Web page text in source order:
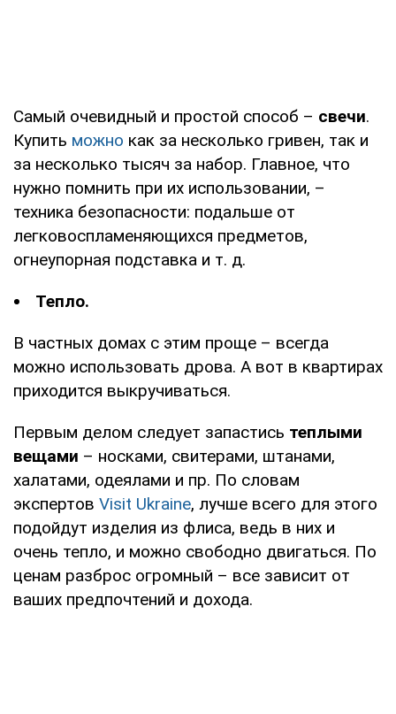
Самый очевидный и простой способ – свечи.
Купить можно как за несколько гривен, так и
за несколько тысяч за набор. Главное, что
нужно помнить при их использовании, –
техника безопасности: подальше от
легковоспламеняющихся предметов,
огнеупорная подставка и т. д.
Тепло.
В частных домах с этим проще – всегда
можно использовать дрова. А вот в квартирах
приходится выкручиваться.
Первым делом следует запастись теплыми
вещами – носками, свитерами, штанами,
халатами, одеялами и пр. По словам
экспертов Visit Ukraine, лучше всего для этого
подойдут изделия из флиса, ведь в них и
очень тепло, и можно свободно двигаться. По
ценам разброс огромный – все зависит от
ваших предпочтений и дохода.